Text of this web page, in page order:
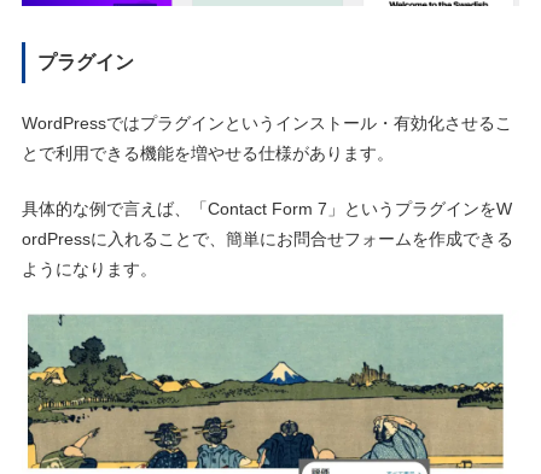
プラグイン
WordPressではプラグインというインストール・有効化させるこ
とで利用できる機能を増やせる仕様があります。
具体的な例で言えば、「Contact Form 7」というプラグインをW
ordPressに入れることで、簡単にお問合せフォームを作成できる
ようになります。